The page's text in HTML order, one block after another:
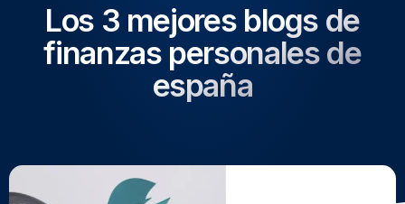
Los 3 mejores blogs de
finanzas personales de
españa